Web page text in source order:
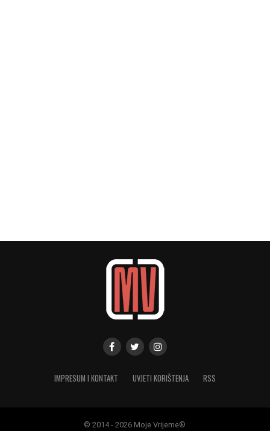
IMPRESUM I KONTAKT UVJETI KORIŠTENJA RSS
© 2014 - 2026 Moje Vrijeme®